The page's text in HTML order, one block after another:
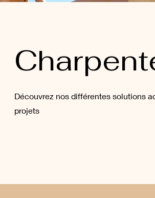
Découvrez nos différentes solutions
projets